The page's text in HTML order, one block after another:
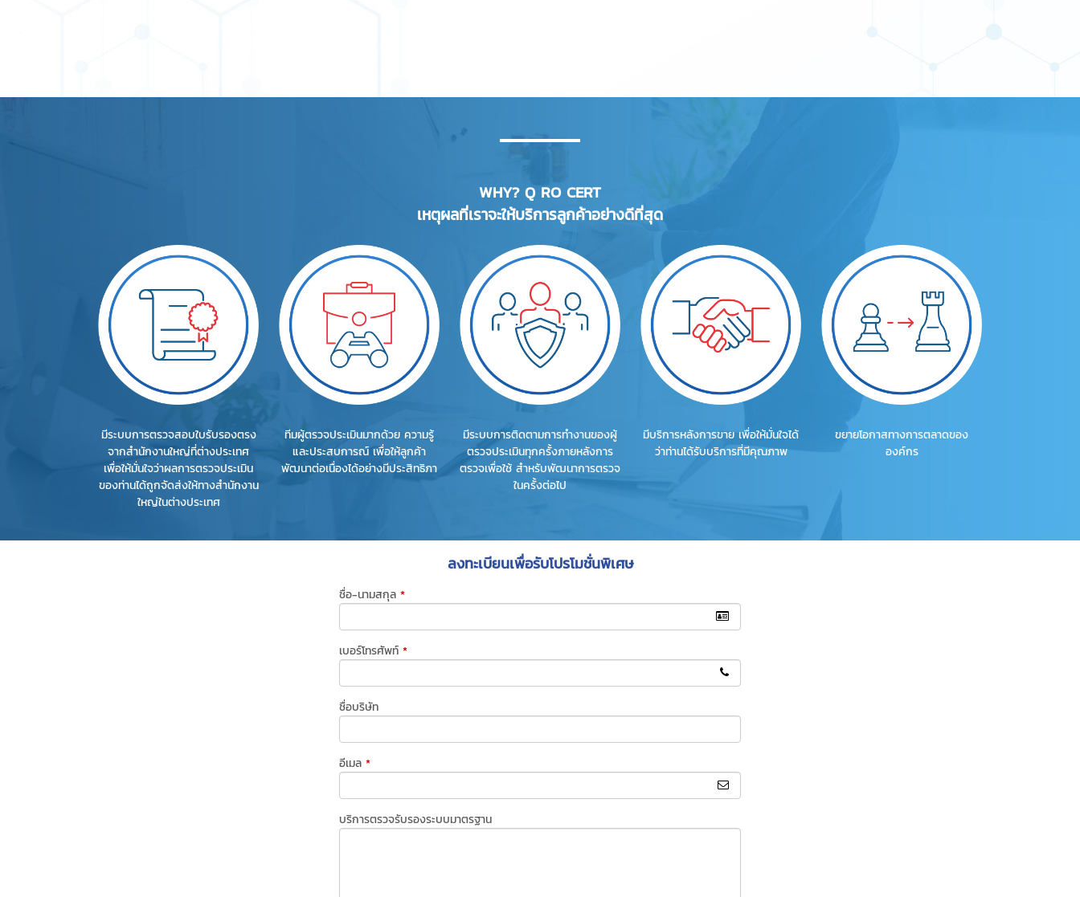
WHY? Q RO CERT
เหตุผลที่เราจะให้บริการลูกค้าอย่างดีที่สุด
มีระบบการตรวจสอบใบรับรองตรง
จากสำนักงานใหญ่ที่ต่างประเทศ
เพื่อให้มั่นใจว่าผลการตรวจประเมิน
ของท่านได้ถูกจัดส่งให้ทางสำนักงาน
ใหญ่ในต่างประเทศ
ทีมผู้ตรวจประเมินมากด้วย ความรู้
และประสบการณ์ เพื่อให้ลูกค้า
พัฒนาต่อเนื่องได้อย่างมีประสิทธิภา
มีระบบการติดตามการทำงานของผู้
ตรวจประเมินทุกครั้งภายหลังการ
ตรวจเพื่อใช้ สำหรับพัฒนาการตรวจ
ในครั้งต่อไป
มีบริการหลังการขาย เพื่อให้มั่นใจได้
ว่าท่านได้รับบริการที่มีคุณภาพ
ขยายโอกาสทางการตลาดของ
องค์กร
ลงทะเบียนเพื่อรับโปรโมชั่นพิเศษ
ชื่อ-นามสกุล *
เบอร์โทรศัพท์ *
ชื่อบริษัท
อีเมล *
บริการตรวจรับรองระบบมาตรฐาน